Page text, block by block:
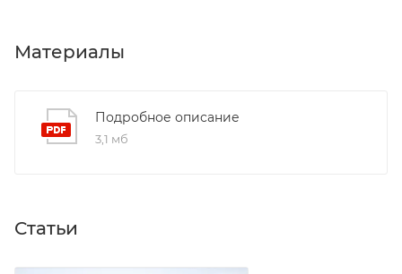
подбородка — мягкая и тёплая, не раздражает
утеплённая подпланка — надёжная герметизация
центральной застёжки
согревания рук или хранения перчаток
Материалы
Подробное описание
3,1 мб
Статьи